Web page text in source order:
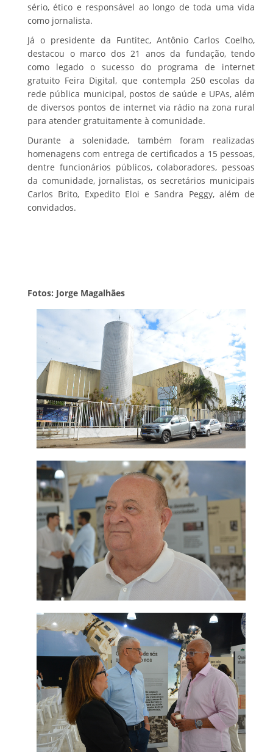
sério, ético e responsável ao longo de toda uma vida
como jornalista.
Já o presidente da Funtitec, Antônio Carlos Coelho,
destacou o marco dos 21 anos da fundação, tendo
como legado o sucesso do programa de internet
gratuito Feira Digital, que contempla 250 escolas da
rede pública municipal, postos de saúde e UPAs, além
de diversos pontos de internet via rádio na zona rural
para atender gratuitamente à comunidade.
Durante a solenidade, também foram realizadas
homenagens com entrega de certificados a 15 pessoas,
dentre funcionários públicos, colaboradores, pessoas
da comunidade, jornalistas, os secretários municipais
Carlos Brito, Expedito Eloi e Sandra Peggy, além de
convidados.
Fotos: Jorge Magalhães